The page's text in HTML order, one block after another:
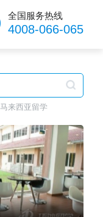
全国服务热线
4008-066-065
马来西亚留学